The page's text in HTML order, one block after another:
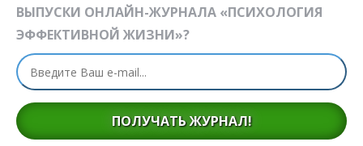
ВЫПУСКИ ОНЛАЙН-ЖУРНАЛА «ПСИХОЛОГИЯ
ЭФФЕКТИВНОЙ ЖИЗНИ»?
ПОЛУЧАТЬ ЖУРНАЛ!